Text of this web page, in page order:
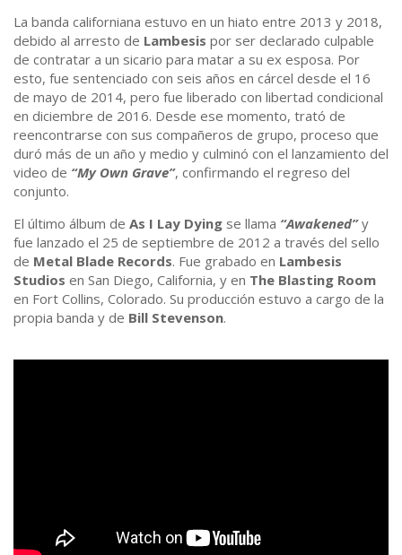
La banda californiana estuvo en un hiato entre 2013 y 2018,
debido al arresto de Lambesis por ser declarado culpable
de contratar a un sicario para matar a su ex esposa. Por
esto, fue sentenciado con seis años en cárcel desde el 16
de mayo de 2014, pero fue liberado con libertad condicional
en diciembre de 2016. Desde ese momento, trató de
reencontrarse con sus compañeros de grupo, proceso que
duró más de un año y medio y culminó con el lanzamiento del
video de “My Own Grave”, confirmando el regreso del
conjunto.
El último álbum de As I Lay Dying se llama “Awakened”y
fue lanzado el 25 de septiembre de 2012 a través del sello
de Metal Blade Records. Fue grabado en Lambesis
Studios en San Diego, California, y en The Blasting Room
en Fort Collins, Colorado. Su producción estuvo a cargo de la
propia banda y de Bill Stevenson.